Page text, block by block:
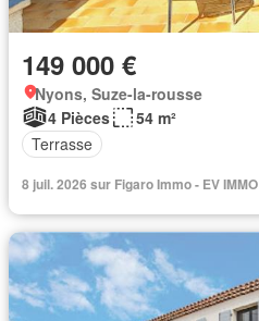
149 000 €
Nyons, Suze-la-rousse
4 Pièces
54 m²
Terrasse
8 juil. 2026 sur Figaro Immo - EV IMMO